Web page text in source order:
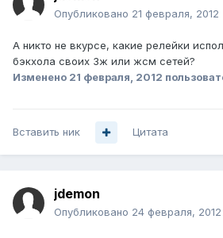
Опубликовано 21 февраля, 2012
А никто не вкурсе, какие релейки
бэкхола своих 3ж или жсм сетей?
Изменено 21 февраля, 2012
Вставить ник Цитата
jdemon
Опубликовано 24 февраля, 2012